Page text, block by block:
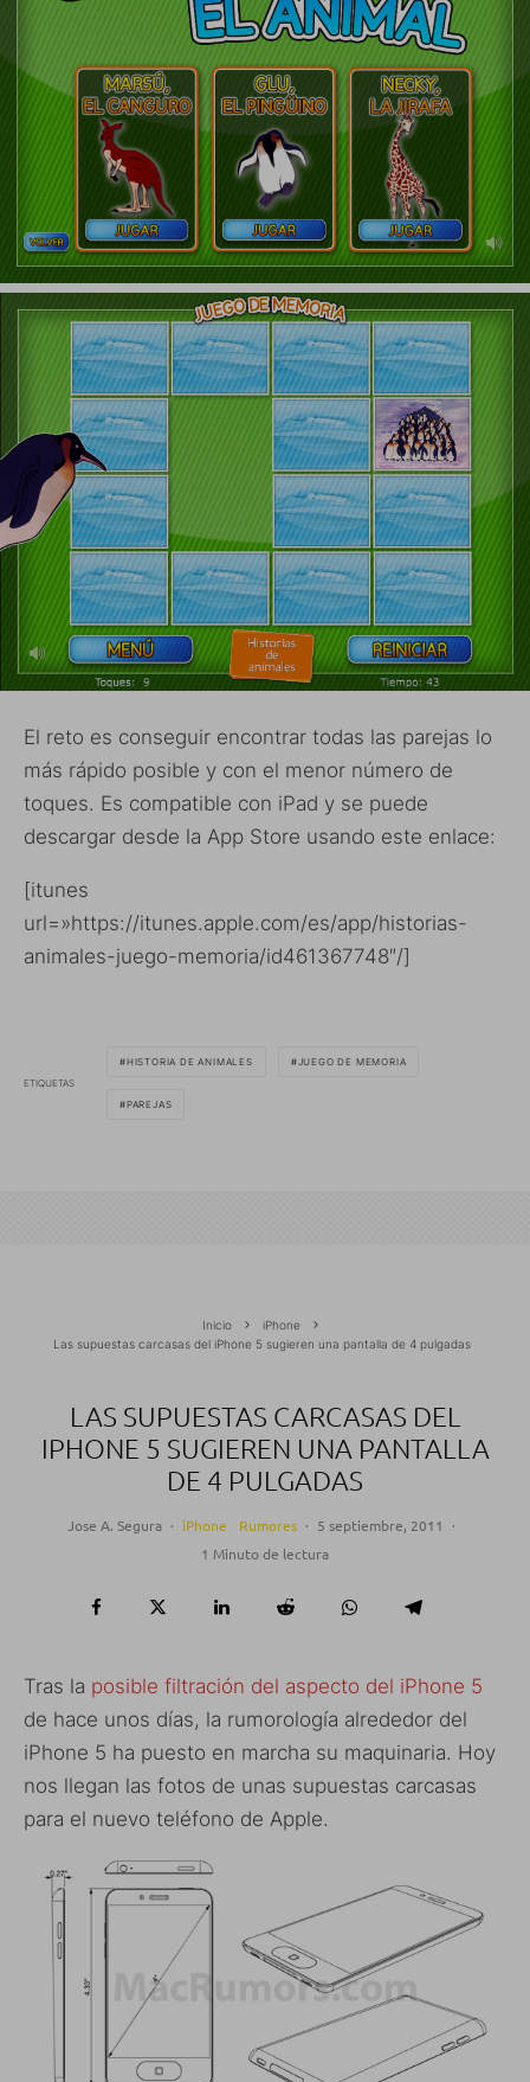
El reto es conseguir encontrar todas las parejas lo
más rápido posible y con el menor número de
toques. Es compatible con iPad y se puede
descargar desde la App Store usando este enlace:
[itunes
url=»https://itunes.apple.com/es/app/historias-
animales-juego-memoria/id461367748″/]
ETIQUETAS
HISTORIA DE ANIMALES JUEGO DE MEMORIA
PAREJAS
Inicio
iPhone
Las supuestas carcasas del iPhone 5 sugieren una pantalla de 4 pulgadas
LAS SUPUESTAS CARCASAS DEL
IPHONE 5 SUGIEREN UNA PANTALLA
DE 4 PULGADAS
Jose A. Segura · iPhone Rumores · 5 septiembre, 2011
·
1 Minuto de lectura
Tras la posible filtración del aspecto del iPhone 5
de hace unos días, la rumorología alrededor del
iPhone 5 ha puesto en marcha su maquinaria. Hoy
nos llegan las fotos de unas supuestas carcasas
para el nuevo teléfono de Apple.